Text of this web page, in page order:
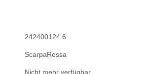
242400124.6
ScarpaRossa
Nicht mehr verfügbar